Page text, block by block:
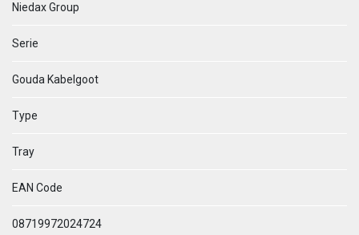
Niedax Group
Serie
Gouda Kabelgoot
Type
Tray
EAN Code
08719972024724